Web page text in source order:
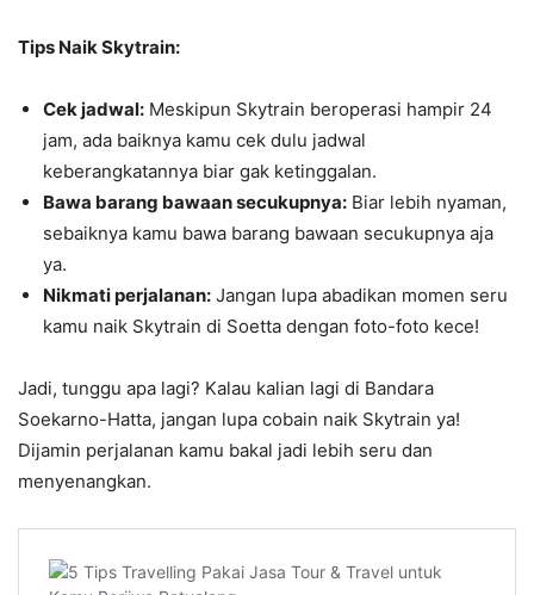
Tips Naik Skytrain:
Cek jadwal: Meskipun Skytrain beroperasi hampir 24
jam, ada baiknya kamu cek dulu jadwal
keberangkatannya biar gak ketinggalan.
Bawa barang bawaan secukupnya: Biar lebih nyaman,
sebaiknya kamu bawa barang bawaan secukupnya aja
ya.
Nikmati perjalanan: Jangan lupa abadikan momen seru
kamu naik Skytrain di Soetta dengan foto-foto kece!
Jadi, tunggu apa lagi? Kalau kalian lagi di Bandara
Soekarno-Hatta, jangan lupa cobain naik Skytrain ya!
Dijamin perjalanan kamu bakal jadi lebih seru dan
menyenangkan.